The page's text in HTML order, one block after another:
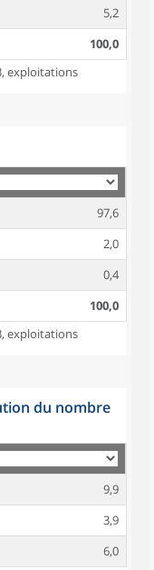
5,2
100,0
exploitations
97,6
2,0
0,4
100,0
exploitations
du nombre
9,9
3,9
6,0